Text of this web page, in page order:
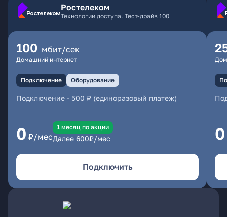
Ростелеком
Технологии доступа. Тест-драйв 100
100 мбит/сек
Домашний интернет
Подключение Оборудование
Подключение - 500 ₽ (единоразовый платеж)
0 ₽/мес
1 месяц по акции
Далее 600₽/мес
Подключить
0